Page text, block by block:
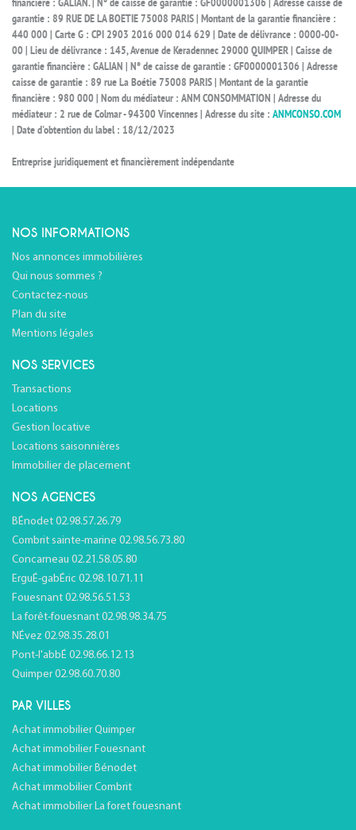
financière : GALIAN. | N° de caisse de garantie : GF0000001306 | Adresse caisse de
garantie : 89 RUE DE LA BOETIE 75008 PARIS | Montant de la garantie financière :
440 000 | Carte G : CPI 2903 2016 000 014 629 | Date de délivrance : 0000-00-
00 | Lieu de délivrance : 145, Avenue de Keradennec 29000 QUIMPER | Caisse de
garantie financière : GALIAN | N° de caisse de garantie : GF0000001306 | Adresse
caisse de garantie : 89 rue La Boétie 75008 PARIS | Montant de la garantie
financière : 980 000 | Nom du médiateur : ANM CONSOMMATION | Adresse du
médiateur : 2 rue de Colmar - 94300 Vincennes | Adresse du site : ANMCONSO.COM
| Date d'obtention du label : 18/12/2023
Entreprise juridiquement et financièrement indépendante
NOS INFORMATIONS
Nos annonces immobilières
Qui nous sommes ?
Contactez-nous
Plan du site
Mentions légales
NOS SERVICES
Transactions
Locations
Gestion locative
Locations saisonnières
Immobilier de placement
NOS AGENCES
BÉnodet 02.98.57.26.79
Combrit sainte-marine 02.98.56.73.80
Concarneau 02.21.58.05.80
ErguÉ-gabÉric 02.98.10.71.11
Fouesnant 02.98.56.51.53
La forêt-fouesnant 02.98.98.34.75
NÉvez 02.98.35.28.01
Pont-l'abbÉ 02.98.66.12.13
Quimper 02.98.60.70.80
PAR VILLES
Achat immobilier Quimper
Achat immobilier Fouesnant
Achat immobilier Bénodet
Achat immobilier Combrit
Achat immobilier La foret fouesnant